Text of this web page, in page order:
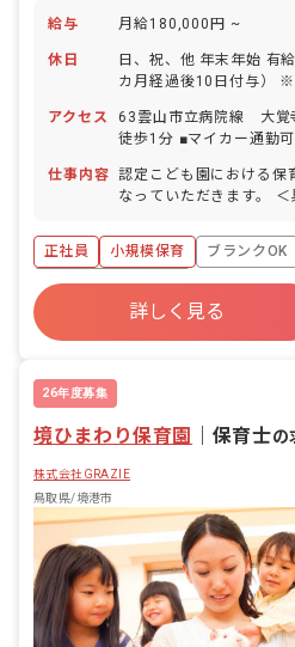
給与 月給180,000円 ~
休日
日、祝、他 年末年始 有
カ
アクセス
63雲山市立病院線 大覚
徒歩1分 ■マイカー通勤可（園に無料駐
中にある園です。
仕事内容 認定こども園における保
なっていただきます。 ＜具体的な業務内
園外へのお散歩などの保
などの環境設備・構成 週
誌、クラス通信などの作
【仕事内容補足】 ・小規
数も少ないのでゆったり
す。 ・朝・昼の時点で注
正社員 小規模保育
ブランクOK
ボーナス・賞与あり
寮・住宅・家賃補助あり
社会保
残業少なめ
詳しく見る
26年度募集
境ひまわり保育園 保育士の
株式会社GRAZIE
鳥取県/境港市